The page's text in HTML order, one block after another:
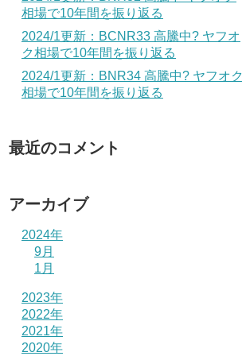
相場で10年間を振り返る
2024/1更新：BCNR33 高騰中? ヤフオ
ク相場で10年間を振り返る
2024/1更新：BNR34 高騰中? ヤフオク
相場で10年間を振り返る
最近のコメント
アーカイブ
2024年
9月
1月
2023年
2022年
2021年
2020年